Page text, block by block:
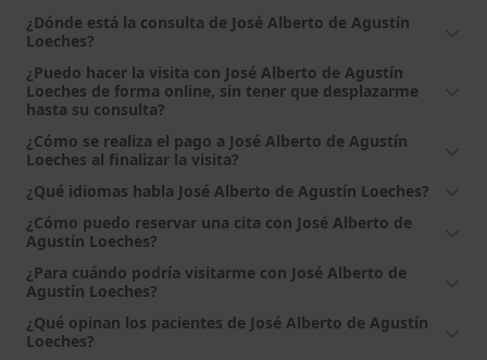
¿Dónde está la consulta de José Alberto de Agustín
Loeches?
¿Puedo hacer la visita con José Alberto de Agustín
Loeches de forma online, sin tener que desplazarme
hasta su consulta?
¿Cómo se realiza el pago a José Alberto de Agustín
Loeches al finalizar la visita?
¿Qué idiomas habla José Alberto de Agustín Loeches?
¿Cómo puedo reservar una cita con José Alberto de
Agustín Loeches?
¿Para cuándo podría visitarme con José Alberto de
Agustín Loeches?
¿Qué opinan los pacientes de José Alberto de Agustín
Loeches?